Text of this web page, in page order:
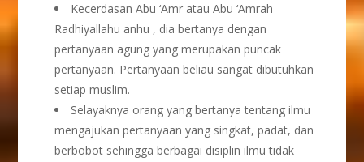
Kecerdasan Abu ‘Amr atau Abu ‘Amrah
Radhiyallahu anhu , dia bertanya dengan
pertanyaan agung yang merupakan puncak
pertanyaan. Pertanyaan beliau sangat dibutuhkan
setiap muslim.
Selayaknya orang yang bertanya tentang ilmu
mengajukan pertanyaan yang singkat, padat, dan
berbobot sehingga berbagai disiplin ilmu tidak